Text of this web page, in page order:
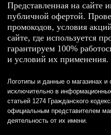
Представленная на сайте
публичной офертой.
промокодов, условия
сайте, где используется
гарантируем 100%
и условий их применения.
Логотипы и данные о магазинах
исключительно в
статьей 1274 Гражданского
официальным представителем
деятельность от их имени.